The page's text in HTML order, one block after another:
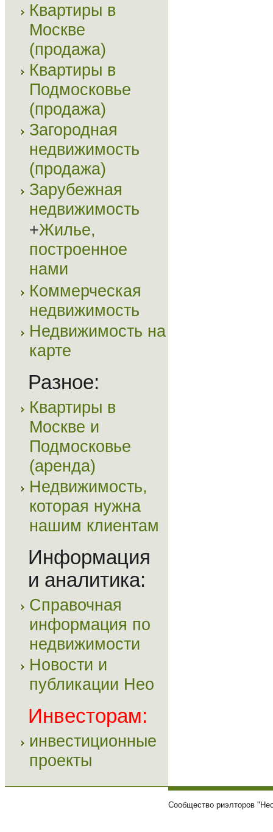
Квартиры в
Москве
(продажа)
Квартиры в
Подмосковье
(продажа)
Загородная
недвижимость
(продажа)
Зарубежная
недвижимость
+Жилье,
построенное
нами
Коммерческая
недвижимость
Недвижимость на
карте
Разное:
Квартиры в
Москве и
Подмосковье
(аренда)
Недвижимость,
которая нужна
нашим клиентам
Информация
и аналитика:
Справочная
информация по
недвижимости
Новости и
публикации Нео
Инвесторам:
инвестиционные
проекты
Сообщество риэлторов